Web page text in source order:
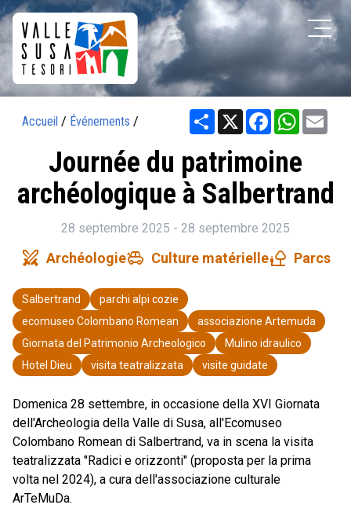
Accueil / Événements / Share X Facebook
Journée du patrimoine
archéologique à Salbertrand
28 septembre 2025 - 28 septembre 2025
swords Archéologietoys Culture matériellenature_people Parcs
Salbertrand
parchi alpi cozie
ecomuseo Colombano Romean
associazione Artemuda
Giornata del Patrimonio Archeologico
Mulino idraulico
Hotel Dieu
visita teatralizzata visite guidate
Domenica 28 settembre, in occasione della XVI Giornata
dell'Archeologia della Valle di Susa, all'Ecomuseo
Colombano Romean di Salbertrand, va in scena la visita
teatralizzata "Radici e orizzonti" (proposta per la prima
volta nel 2024), a cura dell'associazione culturale
ArTeMuDa.